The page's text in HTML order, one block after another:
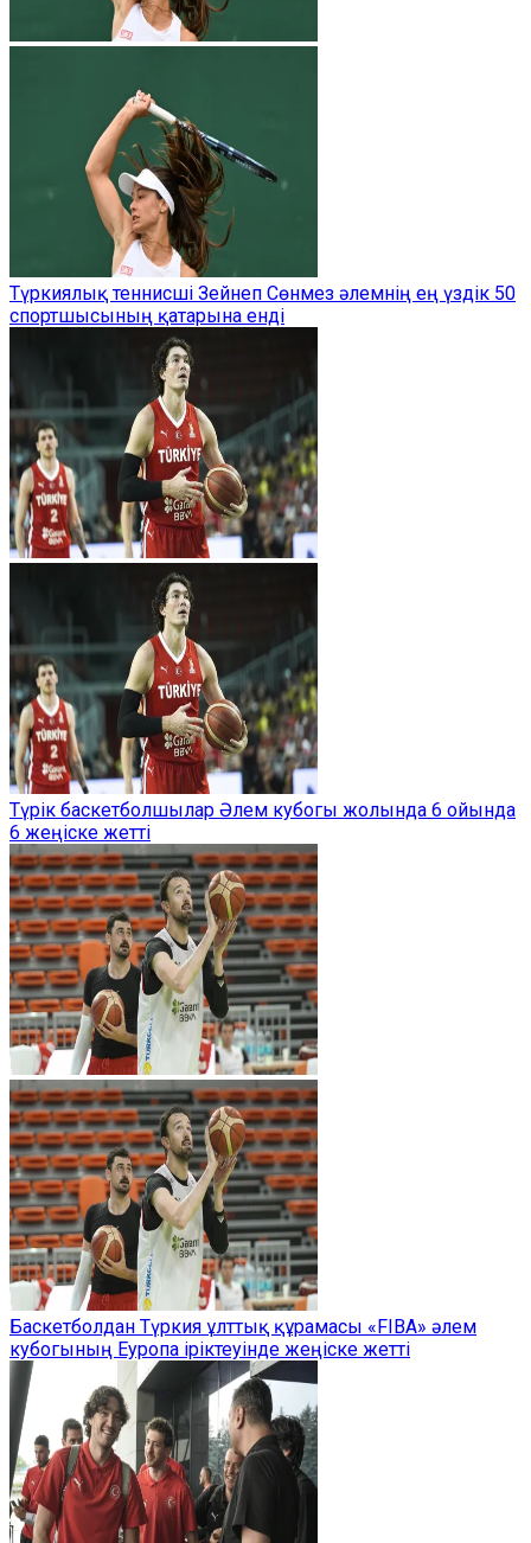
Түркиялық теннисші Зейнеп Сөнмез әлемнің ең үздік 50
спортшысының қатарына енді
Түрік баскетболшылар Әлем кубогы жолында 6 ойында
6 жеңіске жетті
Баскетболдан Түркия ұлттық құрамасы «FIBA» әлем
кубогының Еуропа іріктеуінде жеңіске жетті